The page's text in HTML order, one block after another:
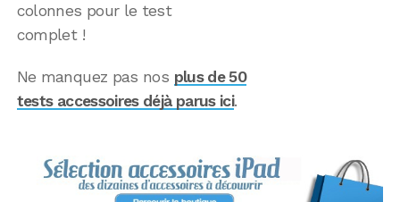
colonnes pour le test
complet !
Ne manquez pas nos plus de 50
tests accessoires déjà parus ici.